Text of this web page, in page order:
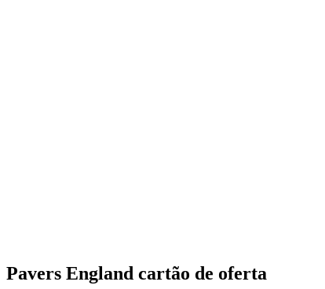
Pavers England cartão de oferta